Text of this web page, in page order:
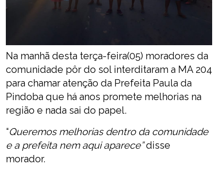
Na manhã desta terça-feira(05) moradores da
comunidade pôr do sol interditaram a MA 204
para chamar atenção da Prefeita Paula da
Pindoba que há anos promete melhorias na
região e nada sai do papel.
“Queremos melhorias dentro da comunidade
e a prefeita nem aqui aparece”disse
morador.